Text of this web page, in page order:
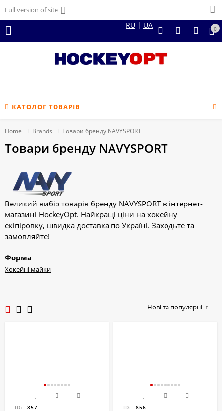
Full version of site
RU | UA 0
КАТОЛОГ ТОВАРІВ
Home Brands Товари бренду NAVYSPORT
Товари бренду NAVYSPORT
Великий вибір товарів бренду NAVYSPORT в інтернет-
магазині HockeyOpt. Найкращі ціни на хокейну
екіпіровку, швидка доставка по Україні. Заходьте та
замовляйте!
Форма
Хокейні майки
Нові та популярні
ID: 857 ID: 856